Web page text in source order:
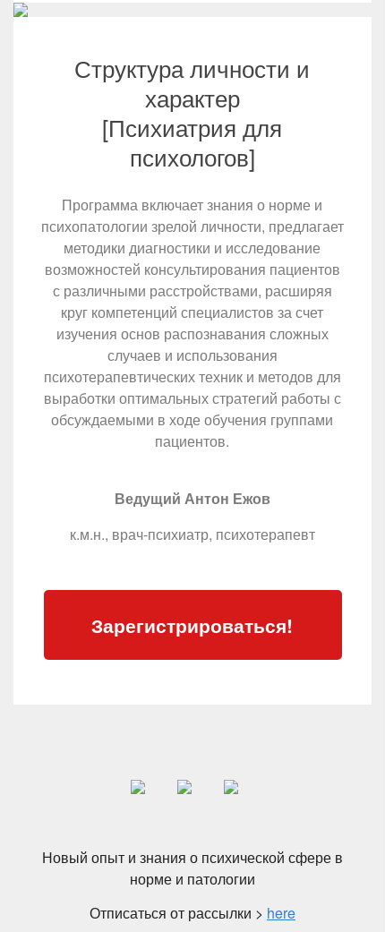
Структура личности и
характер
[Психиатрия для
психологов]
Программа включает знания о норме и
психопатологии зрелой личности, предлагает
методики диагностики и исследование
возможностей консультирования пациентов
с различными расстройствами, расширяя
круг компетенций специалистов за счет
изучения основ распознавания сложных
случаев и использования
психотерапевтических техник и методов для
выработки оптимальных стратегий работы с
обсуждаемыми в ходе обучения группами
пациентов.
Ведущий Антон Ежов
к.м.н., врач-психиатр, психотерапевт
Зарегистрироваться!
Новый опыт и знания о психической сфере в
норме и патологии
Отписаться от рассылки > here